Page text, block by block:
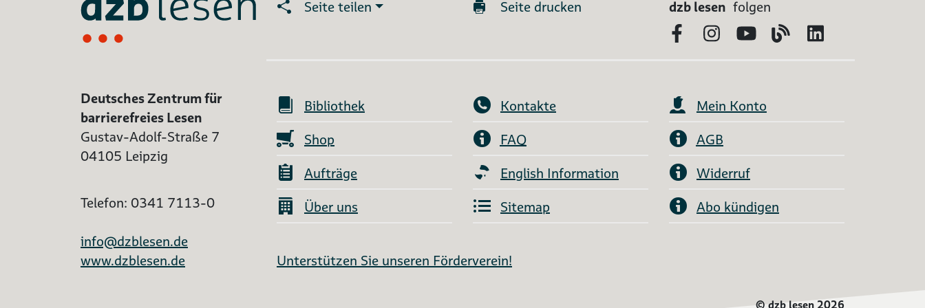
Seite teilen Seite drucken dzb lesen folgen
FacebookInstagram
YouTubeBlog
Deutsches Zentrum für
barrierefreies Lesen
Gustav-Adolf-Straße 7
04105 Leipzig
Telefon: 0341 7113-0
info@dzblesen.de
www.dzblesen.de
Bibliothek Kontakte
Mein Konto
Shop
FAQ
AGB
Aufträge
English Information
Widerruf
Über uns
Sitemap Abo kündigen
Unterstützen Sie unseren Förderverein!
©dzb lesen 2026